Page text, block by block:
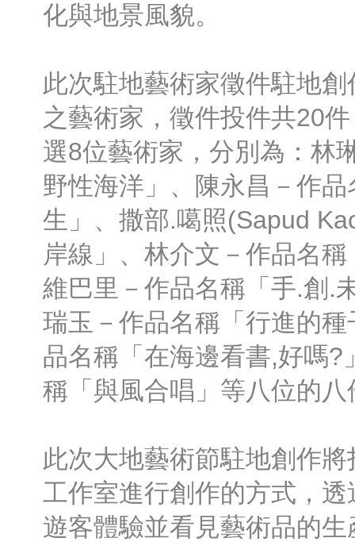
化與地景風貌。
此次駐地藝術家徵件駐地
之藝術家，徵件投件共20
選8位藝術家，分別為：林
野性海洋」、陳永昌－作
生」、撒部.噶照(Sapud
岸線」、林介文－作品名
維巴里－作品名稱「手.創.
瑞玉－作品名稱「行進的
品名稱「在海邊看書,好嗎?
稱「與風合唱」等八位的
此次大地藝術節駐地創作
工作室進行創作的方式，
遊客體驗並看見藝術品的